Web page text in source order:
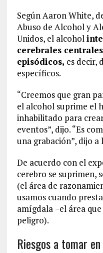
Según Aaron White,
Abuso de Alcohol y
Unidos, el alcohol
cerebrales
episódicos, es decir,
específicos.
“Creemos que gran
el alcohol suprime el
inhabilitado para
eventos”, dijo. “Es
una grabación”, dijo a
De acuerdo con el
cerebro se
(el área de
usamos cuando
amígdala −el área
peligro).
Riesgos a tomar